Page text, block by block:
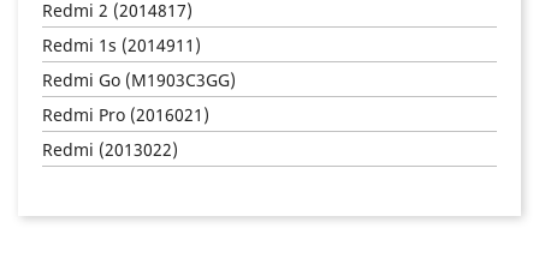
Redmi 2 (2014817)
Redmi 1s (2014911)
Redmi Go (M1903C3GG)
Redmi Pro (2016021)
Redmi (2013022)